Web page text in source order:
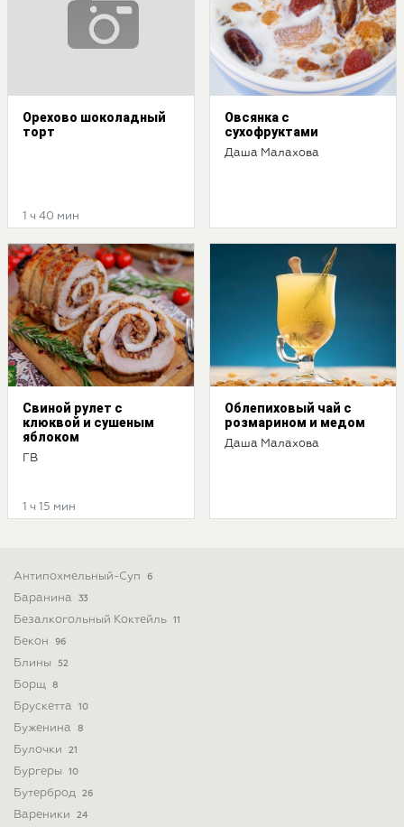
Орехово шоколадный
торт
1 ч 40 мин
Овсянка с
сухофруктами
Даша Малахова
Свиной рулет с
клюквой и сушеным
яблоком
ГВ
1 ч 15 мин
Облепиховый чай с
розмарином и медом
Даша Малахова
Антипохмельный-Суп 6
Баранина 33
Безалкогольный Коктейль 11
Бекон 96
Блины 52
Борщ 8
Брускетта 10
Буженина 8
Булочки 21
Бургеры 10
Бутерброд 26
Вареники 24